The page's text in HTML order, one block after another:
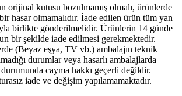
orijinal kutusu bozulmamış olmalı, ürünlerde
hasar olmamalıdır. İade edilen ürün tüm yan
birlikte gönderilmelidir. Ürünlerin 14 günde
bir şekilde iade edilmesi gerekmektedir.
(Beyaz eşya, TV vb.) ambalajın teknik
durumlar veya hasarlı ambalajlarda
cayma hakkı geçerli değildir.
iade ve değişim yapılamamaktadır.